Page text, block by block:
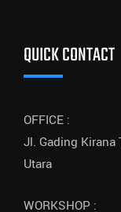
QUICK CONTACT
OFFICE :
Jl. Gading
Utara
WORKSHOP :